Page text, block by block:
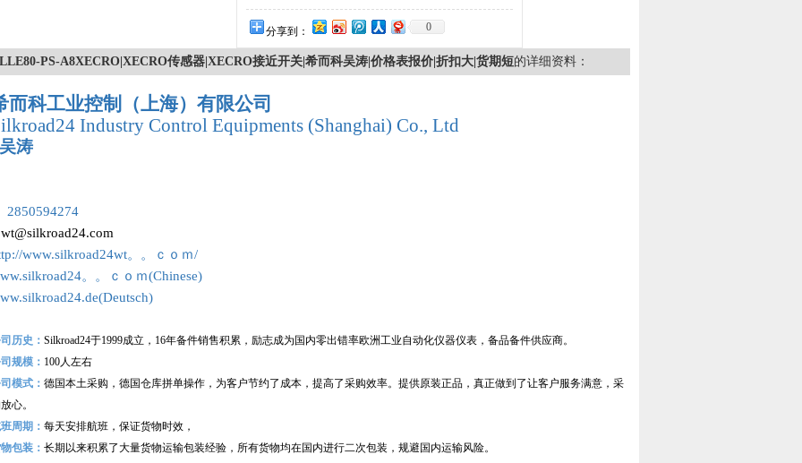
分享到： 0
LLE80-PS-A8XECRO|XECRO传感器|XECRO接近开关|希而科吴涛|价格表报价|折扣大|货期短的详细资料：
而科工业控制（上海）有限公司
Industry Control Equipments (Shanghai) Co., Ltd
吴涛
2850594274
wt@silkroad24.com
www.silkroad24wt。。ｃｏｍ/
。。ｃｏｍ(Chinese)
历史： Silkroad24于1999成立，16年备件销售积累，励志成为国内零出错率欧洲工业自动化仪器仪表，备品备件供应商。
规模： 100人左右
模式： 德国本土采购，德国仓库拼单操作，为客户节约了成本，提高了采购效率。提供原装正品，真正做到了让客户服务满意，采
心。
周期： 每天安排航班，保证货物时效，
包装： 长期以来积累了大量货物运输包装经验，所有货物均在国内进行二次包装，规避国内运输风险。